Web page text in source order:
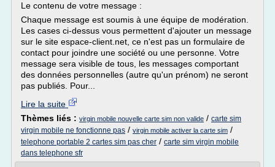
Le contenu de votre message :
Chaque message est soumis à une équipe de modération.
Les cases ci-dessus vous permettent d'ajouter un message
sur le site espace-client.net, ce n'est pas un formulaire de
contact pour joindre une société ou une personne. Votre
message sera visible de tous, les messages comportant
des données personnelles (autre qu'un prénom) ne seront
pas publiés. Pour...
Lire la suite
Thèmes liés : virgin mobile nouvelle carte sim non valide / carte sim
virgin mobile ne fonctionne pas / virgin mobile activer la carte sim /
telephone portable 2 cartes sim pas cher / carte sim virgin mobile
dans telephone sfr